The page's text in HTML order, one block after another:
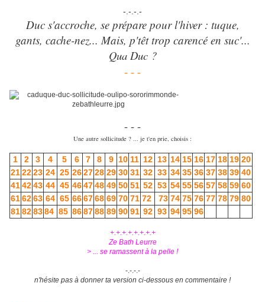
-.-.-.-
Duc s'accroche, se prépare pour l'hiver : tuque,
gants, cache-nez... Mais, p'têt trop carencé en suc'...
Qua Duc ?
- - -
- - -
Une autre sollicitude ? ... je t'en prie, choisis :
1 2 3 4 5 6 7 8 9 10 11 12 13 14 15 16 17 18 19 20
212223 24 25 262728 29 30 31 32 33 34 35 36 37 38 39 40
414243 44 45 464748 49 50 51 52 53 54 55 56 57 58 59 60
616263 64 65 666768 69 70 71 72 73 74 75 76 77 78 79 80
81828384 85 868788 89 90 91 92 93 94 95 96
+.+.+.+.+.+.+.+
Ze Bath Leurre
> ... se ramassent à la pelle !
-.-.-.-
n'hésite pas à donner ta version ci-dessous en commentaire !